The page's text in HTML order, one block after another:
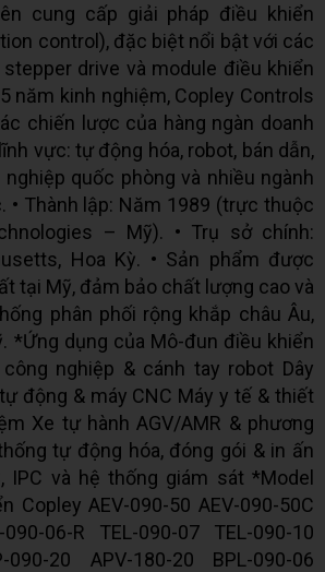
cung cấp giải pháp điều khiển
control), đặc biệt nổi bật với các
drive và module điều khiển
năm kinh nghiệm, Copley Controls
chiến lược của hàng ngàn doanh
vực: tự động hóa, robot, bán dẫn,
quốc phòng và nhiều ngành
• Thành lập: Năm 1989 (trực thuộc
– Mỹ). • Trụ sở chính:
Hoa Kỳ. • Sản phẩm được
tại Mỹ, đảm bảo chất lượng cao và
phân phối rộng khắp châu Âu,
*Ứng dụng của Mô-đun điều khiển
nghiệp & cánh tay robot Dây
động & máy CNC Máy y tế & thiết
Xe tự hành AGV/AMR & phương
tự động hóa, đóng gói & in ấn
IPC và hệ thống giám sát *Model
Copley AEV-090-50 AEV-090-50C
06-R TEL-090-07 TEL-090-10
090-20 APV-180-20 BPL-090-06